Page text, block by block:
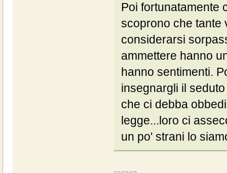
Poi fortunatamente
scoprono che tante
considerarsi
ammettere hanno
hanno sentimenti.
insegnargli il
che ci debba
legge...loro ci
un po' strani lo